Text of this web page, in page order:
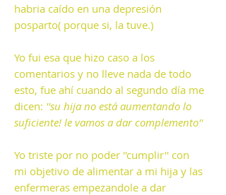
habria caído en una depresión
posparto( porque si, la tuve.)
Yo fui esa que hizo caso a los
comentarios y no lleve nada de todo
esto, fue ahí cuando al segundo día me
dicen: ''su hija no está aumentando lo
suficiente! le vamos a dar complemento''
Yo triste por no poder ''cumplir'' con
mi objetivo de alimentar a mi hija y las
enfermeras empezandole a dar